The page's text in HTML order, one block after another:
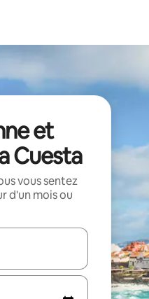
et
Cuesta
vous sentez
d'un mois ou
les flèches vers le haut